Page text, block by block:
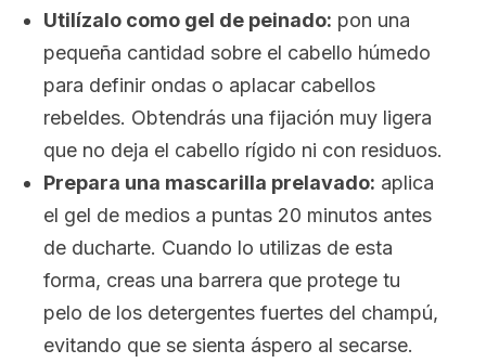
Utilízalo como gel de peinado: pon una
pequeña cantidad sobre el cabello húmedo
para definir ondas o aplacar cabellos
rebeldes. Obtendrás una fijación muy ligera
que no deja el cabello rígido ni con residuos.
Prepara una mascarilla prelavado: aplica
el gel de medios a puntas 20 minutos antes
de ducharte. Cuando lo utilizas de esta
forma, creas una barrera que protege tu
pelo de los detergentes fuertes del champú,
evitando que se sienta áspero al secarse.